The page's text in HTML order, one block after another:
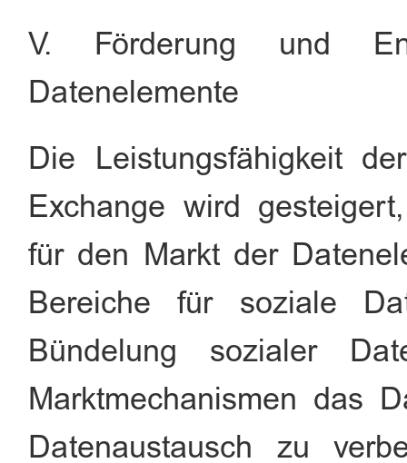
V. Förderung und
Datenelemente
Die Leistungsfähigkeit
Exchange wird
für den Markt der
Bereiche für soziale
Bündelung sozialer
Marktmechanismen das
Datenaustausch zu